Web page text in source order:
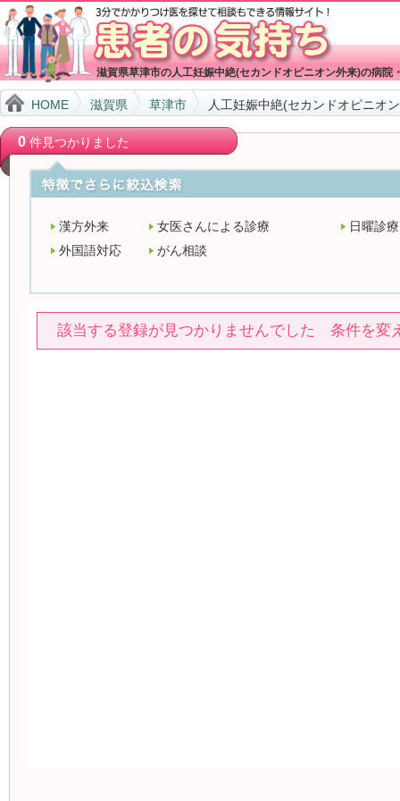
滋賀県草津市の人工妊娠中絶(セカンドオピニオン外来)の病院
HOME 滋賀県 草津市 人工妊娠中絶(セカンドオピニオ
0件見つかりました
漢方外来 女医さんによる診療
日曜診療
外国語対応
がん相談
該当する登録が見つかりませんでした 条件を